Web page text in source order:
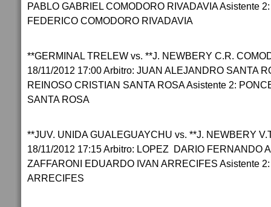
PABLO GABRIEL COMODORO RIVADAVIA Asistente
FEDERICO COMODORO RIVADAVIA
**GERMINAL TRELEW vs. **J. NEWBERY C.R.
18/11/2012 17:00 Arbitro: JUAN ALEJANDRO SANTA
REINOSO CRISTIAN SANTA ROSA Asistente 2:
SANTA ROSA
**JUV. UNIDA GUALEGUAYCHU vs. **J. NEWBERY
18/11/2012 17:15 Arbitro: LOPEZ DARIO FERNANDO
ZAFFARONI EDUARDO IVAN ARRECIFES Asistente
ARRECIFES